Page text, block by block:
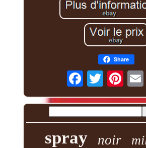
Share
spray noir